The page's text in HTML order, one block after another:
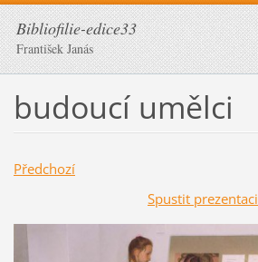
Bibliofilie-edice33
František Janás
budoucí umělci
Předchozí
Spustit prezentaci